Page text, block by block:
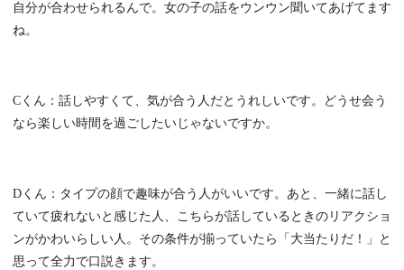
自分が合わせられるんで。女の子の話をウンウン聞いてあげてます
ね。
Cくん：話しやすくて、気が合う人だとうれしいです。どうせ会う
なら楽しい時間を過ごしたいじゃないですか。
Dくん：タイプの顔で趣味が合う人がいいです。あと、一緒に話し
ていて疲れないと感じた人、こちらが話しているときのリアクショ
ンがかわいらしい人。その条件が揃っていたら「大当たりだ！」と
思って全力で口説きます。